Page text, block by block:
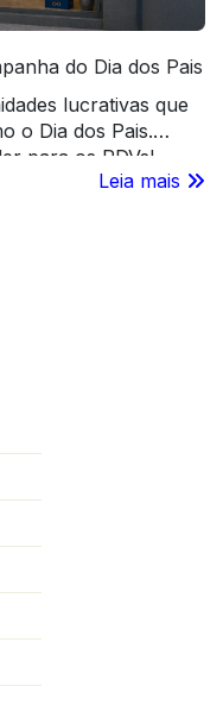
do Dia dos Pais
lucrativas que
o Dia dos Pais.
para os PDVs!
Leia mais